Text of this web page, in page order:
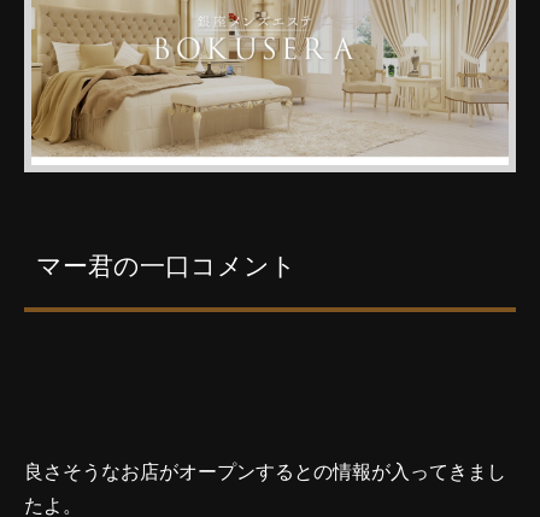
マー君の一口コメント
良さそうなお店がオープンするとの情報が入ってきまし
たよ。